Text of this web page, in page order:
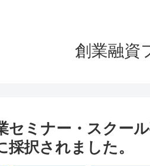
創業融
セミナー・スクー
採択されました。